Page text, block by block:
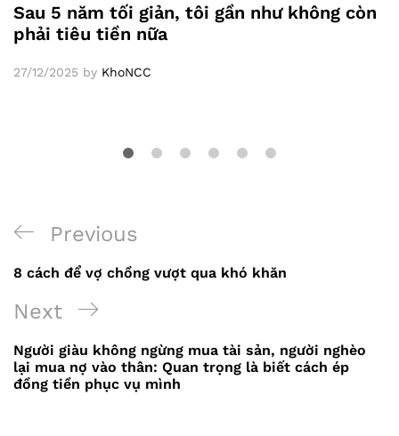
Sau 5 năm tối giản, tôi gần như không còn
phải tiêu tiền nữa
27/12/2025 by KhoNCC
hướng
bài
viết
Previous
Post
Previous
8 cách để vợ chồng vượt qua khó khăn
Next
Post
Next
Người giàu không ngừng mua tài sản, người nghèo
lại mua nợ vào thân: Quan trọng là biết cách ép
đồng tiền phục vụ mình